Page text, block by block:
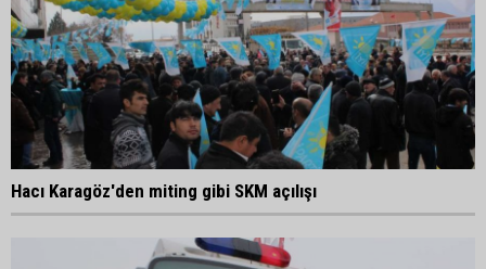
Hacı Karagöz'den miting gibi SKM açılışı